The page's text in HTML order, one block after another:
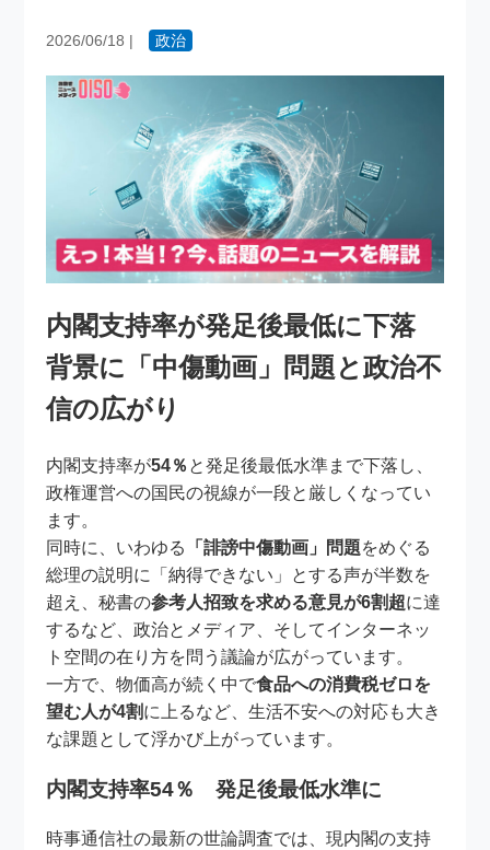
2026/06/18 | 政治
内閣支持率が発足後最低に下落
背景に「中傷動画」問題と政治不
信の広がり
内閣支持率が54％ と発足後最低水準まで下落し、
政権運営への国民の視線が一段と厳しくなってい
ます。
同時に、いわゆる
「誹謗中傷動画」問題をめぐる
総理の説明に「納得できない」とする声が半数を
超え、秘書の参考人招致を求める意見が6割超に達
するなど、政治とメディア、そしてインターネッ
ト空間の在り方を問う議論が広がっています。
一方で、物価高が続く中で食品への消費税ゼロを
望む人が4割に上るなど、生活不安への対応も大き
な課題として浮かび上がっています。
内閣支持率54％ 発足後最低水準に
時事通信社の最新の世論調査では、現内閣の支持